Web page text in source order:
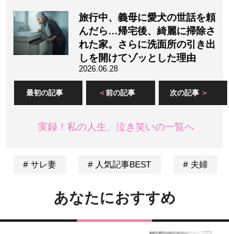
旅行中、義母に愛犬の世話を頼
んだら…帰宅後、綺麗に掃除さ
れた家。さらに洗面所の引き出
しを開けてゾッとした理由
2026.06.28
最初の記事 前の記事 次の記事
実録！私の人生、泣き笑いの一覧へ
サレ妻 人気記事BEST 夫婦
あなたにおすすめ